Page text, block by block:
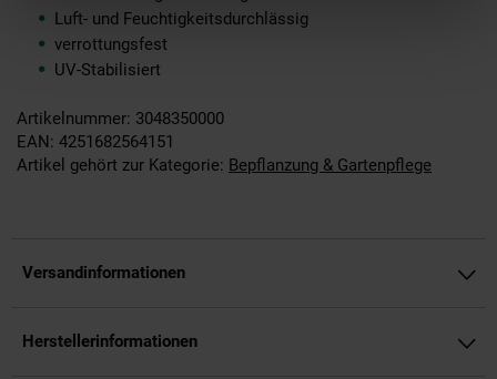
Luft- und Feuchtigkeitsdurchlässig
verrottungsfest
UV-Stabilisiert
Artikelnummer: 3048350000
EAN: 4251682564151
Artikel gehört zur Kategorie: Bepflanzung & Gartenpflege
Versandinformationen
Herstellerinformationen